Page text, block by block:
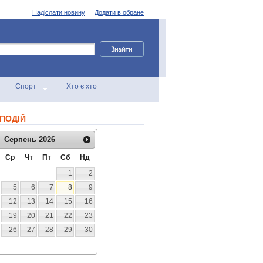
Додати в обране
Надіслати новину
Спорт Хто є хто
Серпень 2026
Ср Чт Пт Сб
Нд
1
2
5 6 7 8
9
12 13 14 15
16
19 20 21 22
23
26 27 28 29
30